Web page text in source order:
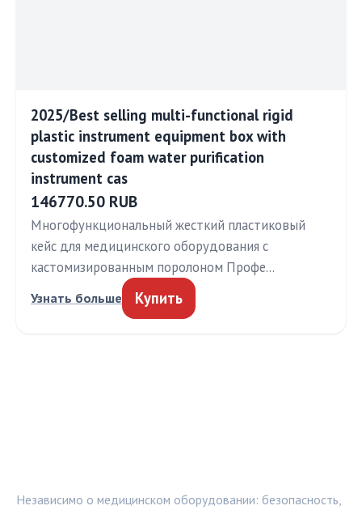
2025/Best selling multi-functional rigid
plastic instrument equipment box with
customized foam water purification
instrument cas
146770.50 RUB
Многофункциональный жесткий пластиковый
кейс для медицинского оборудования с
кастомизированным поролоном Профе…
Узнать больше Купить
Независимо о медицинском оборудовании: безопасность,